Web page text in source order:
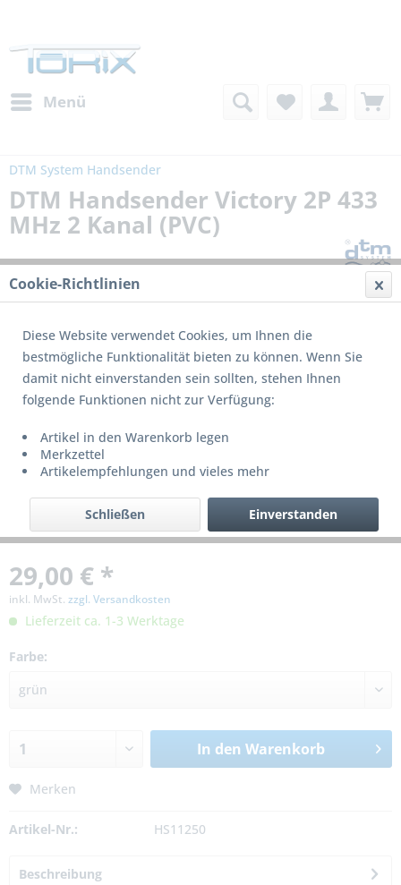
Menü
DTM System Handsender
DTM Handsender Victory 2P 433
MHz 2 Kanal (PVC)
29,00 € *
inkl. MwSt. zzgl. Versandkosten
Lieferzeit ca. 1-3 Werktage
Farbe:
In den Warenkorb
Merken
Artikel-Nr.: HS11250
Beschreibung
Cookie-Richtlinien
Diese Website verwendet Cookies, um Ihnen die
bestmögliche Funktionalität bieten zu können. Wenn Sie
damit nicht einverstanden sein sollten, stehen Ihnen
folgende Funktionen nicht zur Verfügung:
Artikel in den Warenkorb legen
Merkzettel
Artikelempfehlungen und vieles mehr
Einverstanden
Schließen